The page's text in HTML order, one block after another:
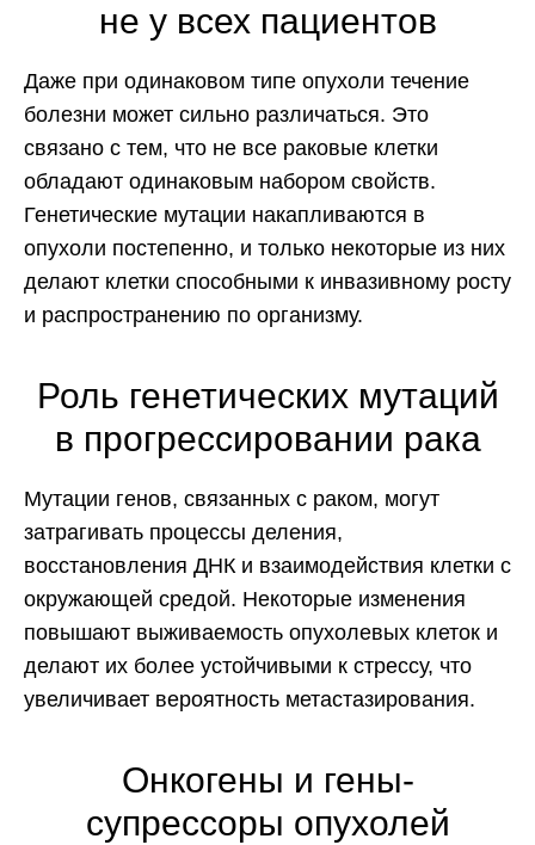
не у всех пациентов
Даже при одинаковом типе опухоли течение
болезни может сильно различаться. Это
связано с тем, что не все раковые клетки
обладают одинаковым набором свойств.
Генетические мутации накапливаются в
опухоли постепенно, и только некоторые из них
делают клетки способными к инвазивному росту
и распространению по организму.
Роль генетических мутаций
в прогрессировании рака
Мутации генов, связанных с раком, могут
затрагивать процессы деления,
восстановления ДНК и взаимодействия клетки с
окружающей средой. Некоторые изменения
повышают выживаемость опухолевых клеток и
делают их более устойчивыми к стрессу, что
увеличивает вероятность метастазирования.
Онкогены и гены-
супрессоры опухолей